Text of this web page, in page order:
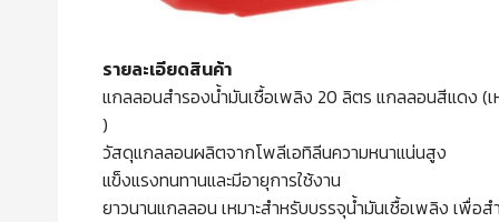
รายละเอียดสินค้า
แกลลอนสำรองน้ำมันเชื้อเพลิง 20 ลิตร แกลลอนสีแดง (เ
)
วัสดุแกลลอนผลิตจากโพลีเอทิลีนความหนาแน่นสูง
แข็งแรงทนทานและมีอายุการใช้งาน
ยาวนานแกลลอน เหมาะสำหรับบรรจุน้ำมันเชื้อเพลิง เพื่อส